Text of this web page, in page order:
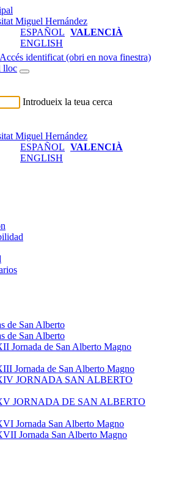
ESPAÑOL VALENCIÀ
ENGLISH
Accés identificat (obri en nova finestra)
lloc
Introdueix la teua cerca
ESPAÑOL VALENCIÀ
ENGLISH
de San Alberto
de San Alberto
Jornada de San Alberto Magno
Jornada de San Alberto Magno
JORNADA SAN ALBERTO
JORNADA DE SAN ALBERTO
Jornada San Alberto Magno
Jornada San Alberto Magno